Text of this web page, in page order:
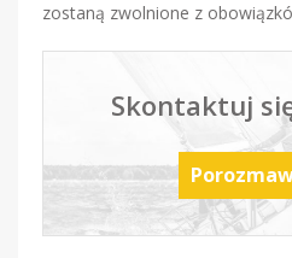
zostaną zwolnione z
Skontaktuj